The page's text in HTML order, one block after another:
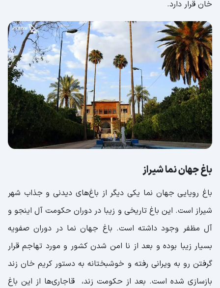
خان قرار دارد.
باغ جهان نما شیراز
باغ رویایی جهان نما یکی دیگر از باغ‌های دیدنی و جذاب شهر
شیراز است. این باغ تاریخی و زیبا در دوران حکومت آل اینجو و
آل مظفر وجود داشته است. باغ جهان نما در دوران صفویه
بسیار زیبا بوده و بعد از نا امن شدن کشور و مورد تهاجم قرار
گرفتن رو به ویرانی رفته و خوشبختانه به دستور کریم خان زند
بازسازی شده است. بعد از حکومت زند، قاجاری‌ها از این باغ